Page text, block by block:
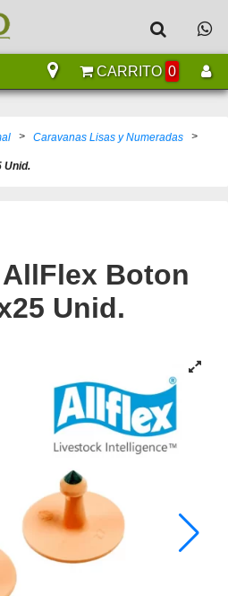
CARRITO 0
> Caravanas Lisas y Numeradas >
Unid.
Boton
Unid.